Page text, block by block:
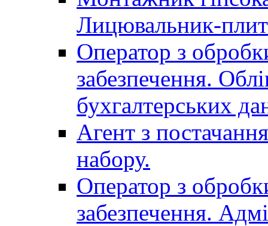
Лицювальник-
Оператор з
забезпечення.
бухгалтерських
Агент з
набору.
Оператор з
забезпечення.